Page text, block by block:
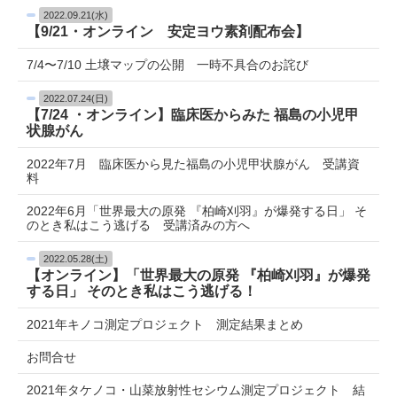
2022.09.21(水)
【9/21・オンライン 安定ヨウ素剤配布会】
7/4〜7/10 土壌マップの公開 一時不具合のお詫び
2022.07.24(日)
【7/24 ・オンライン】臨床医からみた 福島の小児甲
状腺がん
2022年7月 臨床医から見た福島の小児甲状腺がん 受講資
料
2022年6月「世界最大の原発 『柏崎刈羽』が爆発する日」 そ
のとき私はこう逃げる 受講済みの方へ
2022.05.28(土)
【オンライン】「世界最大の原発 『柏崎刈羽』が爆発
する日」 そのとき私はこう逃げる！
2021年キノコ測定プロジェクト 測定結果まとめ
お問合せ
2021年タケノコ・山菜放射性セシウム測定プロジェクト 結